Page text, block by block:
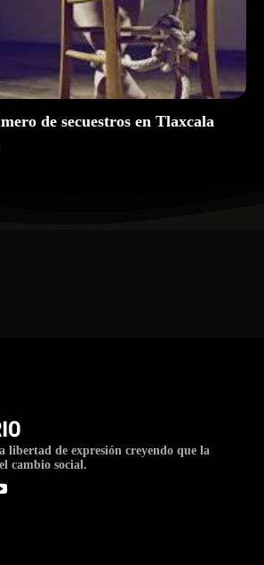
de secuestros en Tlaxcala
libertad de expresión creyendo que la
cambio social.